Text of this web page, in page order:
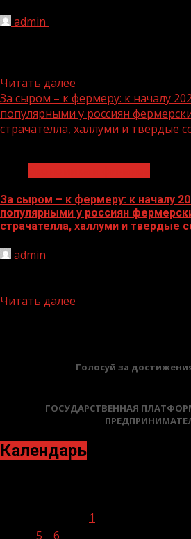
admin
Читать далее
За сыром – к фермеру: к началу
популярными у россиян
страчателла, халлуми и твердые
За сыром – к фермеру: к началу
популярными у россиян
страчателла, халлуми и твердые
admin
Читать далее
Голосуй за
ГОСУДАРСТВЕННАЯ
Календарь
1
5 6